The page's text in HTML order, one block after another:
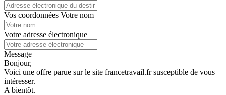
Vos coordonnées Votre nom
Votre adresse électronique
Message
Bonjour,
Voici une offre parue sur le site francetravail.fr susceptible de vous
intéresser.
A bientôt.